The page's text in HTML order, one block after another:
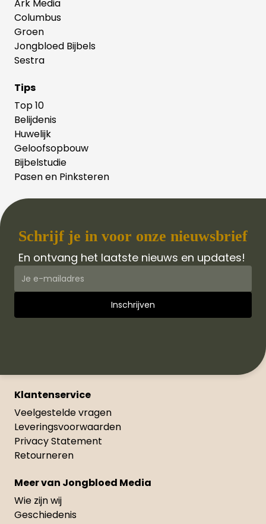
Ark Media
Columbus
Groen
Jongbloed Bijbels
Sestra
Tips
Top 10
Belijdenis
Huwelijk
Geloofsopbouw
Bijbelstudie
Pasen en Pinksteren
Schrijf je in voor onze nieuwsbrief
En ontvang het laatste nieuws en updates!
Klantenservice
Veelgestelde vragen
Leveringsvoorwaarden
Privacy Statement
Retourneren
Meer van Jongbloed Media
Wie zijn wij
Geschiedenis